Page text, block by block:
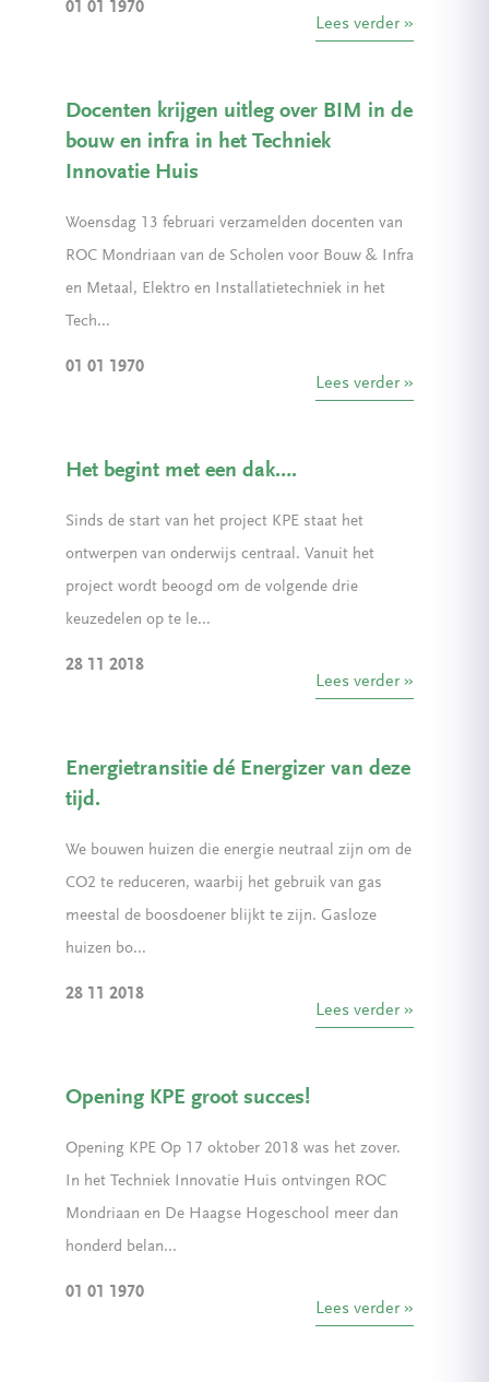
01 01 1970
Lees verder
Docenten krijgen uitleg over BIM in de
bouw en infra in het Techniek
Innovatie Huis
Woensdag 13 februari verzamelden docenten van
ROC Mondriaan van de Scholen voor Bouw & Infra
en Metaal, Elektro en Installatietechniek in het
Tech...
01 01 1970
Lees verder
Het begint met een dak….
Sinds de start van het project KPE staat het
ontwerpen van onderwijs centraal. Vanuit het
project wordt beoogd om de volgende drie
keuzedelen op te le...
28 11 2018
Lees verder
Energietransitie dé Energizer van deze
tijd.
We bouwen huizen die energie neutraal zijn om de
CO2 te reduceren, waarbij het gebruik van gas
meestal de boosdoener blijkt te zijn. Gasloze
huizen bo...
28 11 2018
Lees verder
Opening KPE groot succes!
Opening KPE Op 17 oktober 2018 was het zover.
In het Techniek Innovatie Huis ontvingen ROC
Mondriaan en De Haagse Hogeschool meer dan
honderd belan...
01 01 1970
Lees verder